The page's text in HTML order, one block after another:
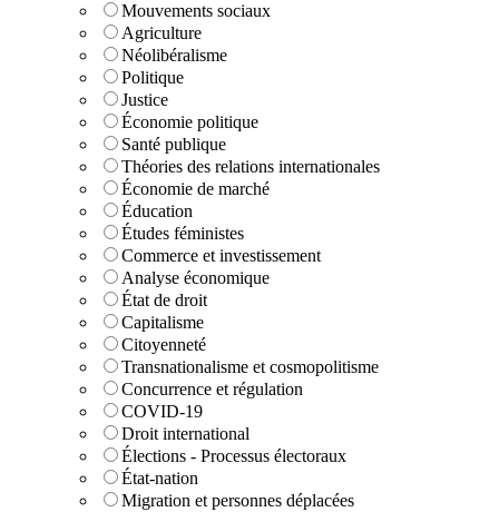
Mouvements sociaux
Agriculture
Néolibéralisme
Politique
Justice
Économie politique
Santé publique
Théories des relations internationales
Économie de marché
Éducation
Études féministes
Commerce et investissement
Analyse économique
État de droit
Capitalisme
Citoyenneté
Transnationalisme et cosmopolitisme
Concurrence et régulation
COVID-19
Droit international
Élections - Processus électoraux
État-nation
Migration et personnes déplacées